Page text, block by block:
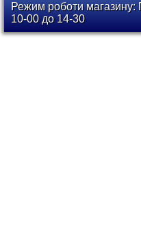
Режим роботи магазину:
10-00 до 14-30